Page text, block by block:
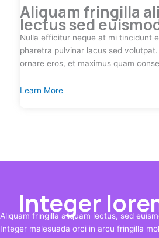
Aliquam fringilla
lectus sed
Nulla efficitur neque at mi tincidunt
pharetra pulvinar lacus sed
ornare eros, et maximus quam
Learn More
Integer
Aliquam fringilla aliquam lectus, sed
Integer malesuada orci in arcu fringilla